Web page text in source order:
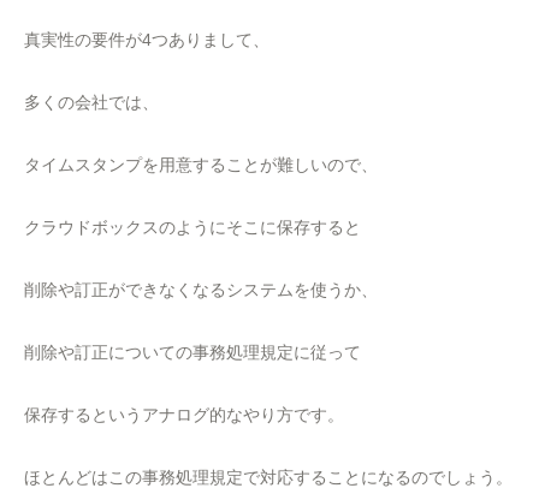
真実性の要件が4つありまして、
多くの会社では、
タイムスタンプを用意することが難しいので、
クラウドボックスのようにそこに保存すると
削除や訂正ができなくなるシステムを使うか、
削除や訂正についての事務処理規定に従って
保存するというアナログ的なやり方です。
ほとんどはこの事務処理規定で対応することになるのでしょう。